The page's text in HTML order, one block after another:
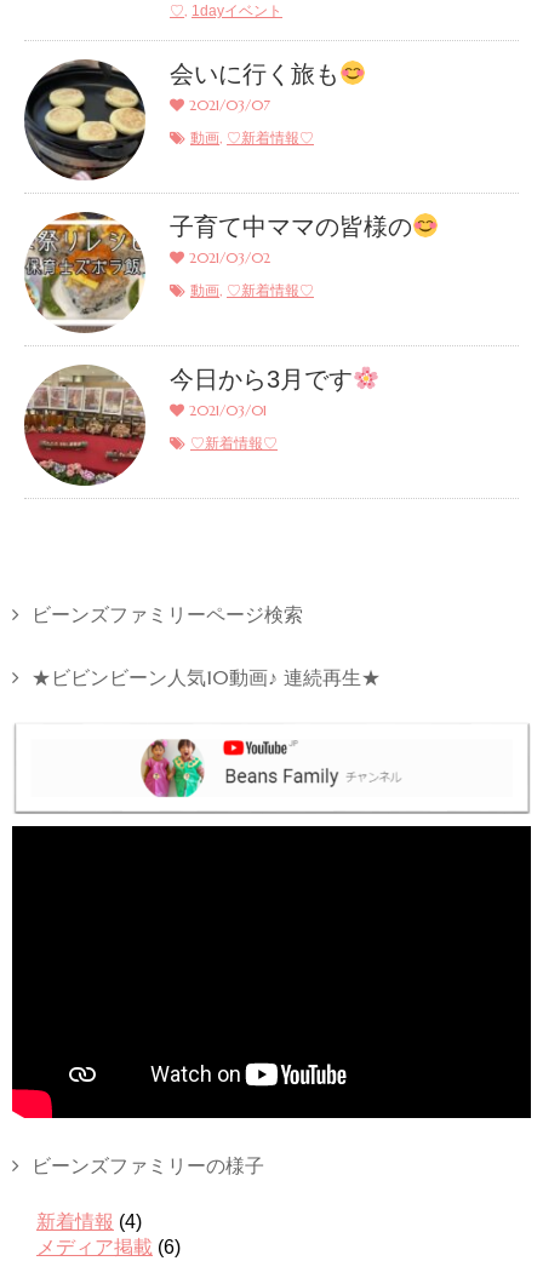
♡, 1dayイベント
会いに行く旅も
2021/03/07
動画, ♡新着情報♡
子育て中ママの皆様の
2021/03/02
動画, ♡新着情報♡
今日から3月です
2021/03/01
♡新着情報♡
ビーンズファミリーページ検索
★ビビンビーン人気10動画♪ 連続再生★
ビーンズファミリーの様子
新着情報 (4)
メディア掲載 (6)